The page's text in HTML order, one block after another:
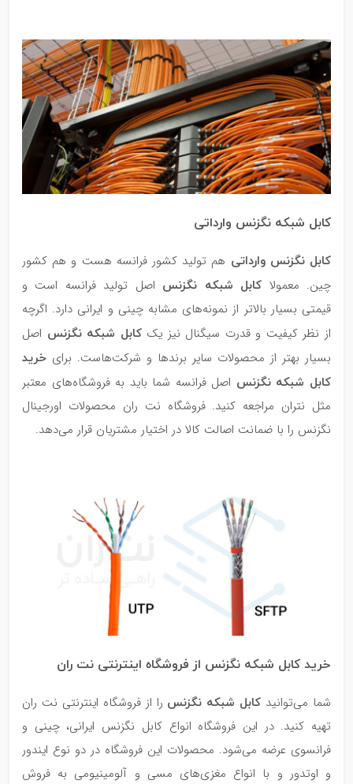
کابل شبکه نگزنس وارداتی
کابل نگزنس وارداتی هم تولید کشور فرانسه هست و هم کشور
چین. معمولا کابل شبکه نگزنس اصل تولید فرانسه است و
قیمتی بسیار بالاتر از نمونه‌های مشابه چینی و ایرانی دارد. اگرچه
از نظر کیفیت و قدرت سیگنال نیز یککابل شبکه نگزنس اصل
بسیار بهتر از محصولات سایر برندها و شرکت‌هاست. برای خرید
کابل شبکه نگزنس اصل فرانسه شما باید به فروشگاه‌های معتبر
مثل نتران مراجعه کنید. فروشگاه نت ران محصولات اورجینال
نگزنس را با ضمانت اصالت کالا در اختیار مشتریان قرار می‌دهد.
خرید کابل شبکه نگزنس از فروشگاه اینترنتی نت ران
شما می‌توانید کابل شبکه نگزنس را از فروشگاه اینترنتی نت ران
تهیه کنید. در این فروشگاه انواع کابل نگزنس ایرانی، چینی و
فرانسوی عرضه می‌شود. محصولات این فروشگاه در دو نوع ایندور
و اوتدور و با انواع مغزی‌های مسی و آلومینیومی به فروش